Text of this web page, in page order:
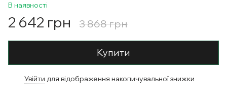
В наявності
2 642 грн 3 868 грн
Купити
Увійти для відображення накопичувальної знижки